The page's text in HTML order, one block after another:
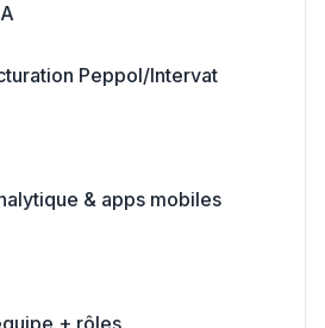
Peppol/Intervat
& apps mobiles
+ rôles